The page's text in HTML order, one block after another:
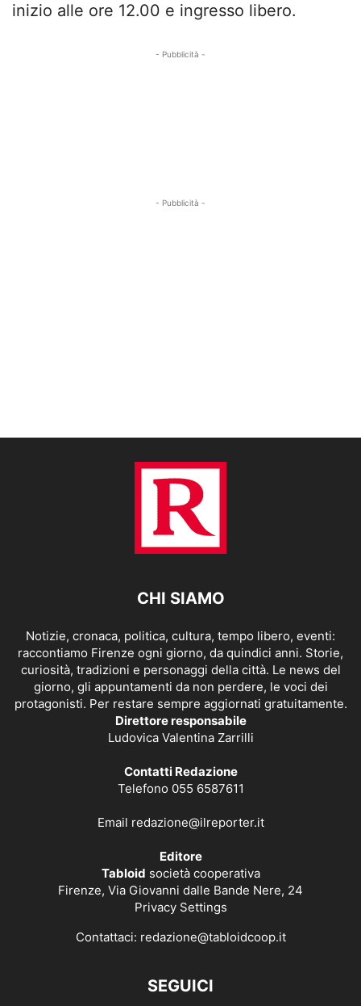
inizio alle ore 12.00 e ingresso libero.
- Pubblicità -
- Pubblicità -
CHI SIAMO
Notizie, cronaca, politica, cultura, tempo libero, eventi:
raccontiamo Firenze ogni giorno, da quindici anni. Storie,
curiosità, tradizioni e personaggi della città. Le news del
giorno, gli appuntamenti da non perdere, le voci dei
protagonisti. Per restare sempre aggiornati gratuitamente.
Direttore responsabile
Ludovica Valentina Zarrilli
Contatti Redazione
Telefono 055 6587611
Email redazione@ilreporter.it
Editore
Tabloid società cooperativa
Firenze, Via Giovanni dalle Bande Nere, 24
Privacy Settings
Contattaci: redazione@tabloidcoop.it
SEGUICI